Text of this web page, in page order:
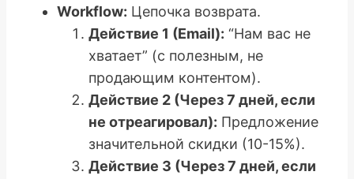
Workflow: Цепочка возврата.
Действие 1 (Email): “Нам вас не
хватает” (с полезным, не
продающим контентом).
Действие 2 (Через 7 дней, если
не отреагировал): Предложение
значительной скидки (10-15%).
Действие 3 (Через 7 дней, если